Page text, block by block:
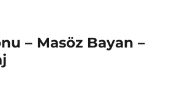
– Masöz Bayan –